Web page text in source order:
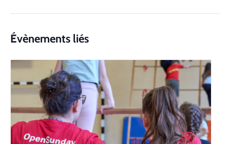
Évènements liés